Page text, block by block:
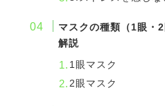
マスクの種類（1眼・
解説
1眼マスク
2眼マスク